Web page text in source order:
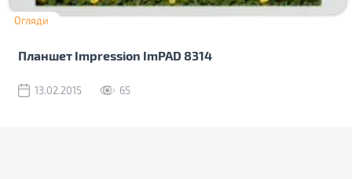
Огляди
Планшет Impression ImPAD 8314
13.02.2015 65